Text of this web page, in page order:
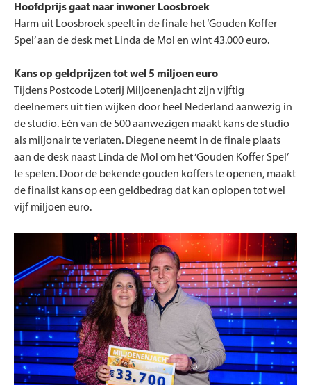
Hoofdprijs gaat naar inwoner Loosbroek
Harm uit Loosbroek speelt in de finale het ‘Gouden Koffer
Spel’ aan de desk met Linda de Mol en wint 43.000 euro.
Kans op geldprijzen tot wel 5 miljoen euro
Tijdens Postcode Loterij Miljoenenjacht zijn vijftig
deelnemers uit tien wijken door heel Nederland aanwezig in
de studio. Eén van de 500 aanwezigen maakt kans de studio
als miljonair te verlaten. Diegene neemt in de finale plaats
aan de desk naast Linda de Mol om het ‘Gouden Koffer Spel’
te spelen. Door de bekende gouden koffers te openen, maakt
de finalist kans op een geldbedrag dat kan oplopen tot wel
vijf miljoen euro.